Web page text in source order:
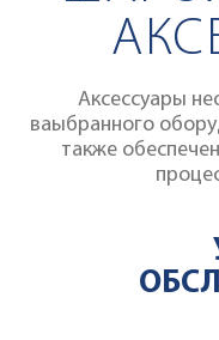
Аксессуары
ваыбранного
также